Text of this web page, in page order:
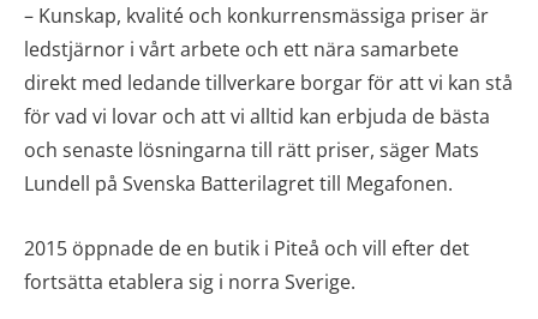
– Kunskap, kvalité och konkurrensmässiga priser är
ledstjärnor i vårt arbete och ett nära samarbete
direkt med ledande tillverkare borgar för att vi kan stå
för vad vi lovar och att vi alltid kan erbjuda de bästa
och senaste lösningarna till rätt priser, säger Mats
Lundell på Svenska Batterilagret till Megafonen.
2015 öppnade de en butik i Piteå och vill efter det
fortsätta etablera sig i norra Sverige.